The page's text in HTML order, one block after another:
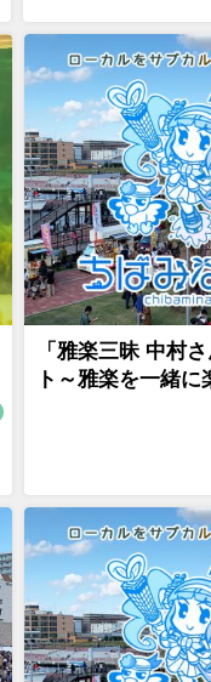
「雅楽三昧 中村
ト～雅楽を一緒に